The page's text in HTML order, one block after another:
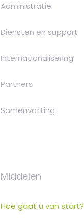
Administratie
Diensten en support
Internationalisering
Partners
Samenvatting
Middelen
Hoe gaat u van start?